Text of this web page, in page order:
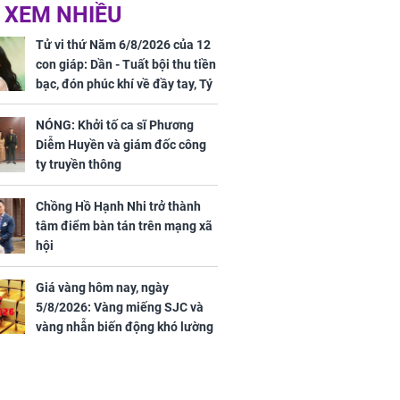
ở tuổi 20 của
Phi sau
thuật gây
NÓNG: Khởi tố ca sĩ
Phương Diễm Huyền
và giám đốc công ty
truyền thông
nữ diễn viên
tai nạn,
50 mũi
NHIỀU
Tử vi thứ Năm 6/8/2026 của 12
con giáp: Dần - Tuất bội thu tiền
bạc, đón phúc khí về đầy tay, Tý
- Mão công việc khó khăn, tiền
bạc đội nón ra đi
NÓNG: Khởi tố ca sĩ Phương
Diễm Huyền và giám đốc công
ty truyền thông
Chồng Hồ Hạnh Nhi trở thành
tâm điểm bàn tán trên mạng xã
hội
Giá vàng hôm nay, ngày
5/8/2026: Vàng miếng SJC và
vàng nhẫn biến động khó lường